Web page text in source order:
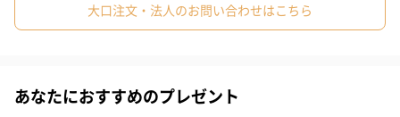
ットは、仕事や週末にぴったりの本物のデザインクラシックで
#男友達 #男性 #女性 #夫 #妻
#同僚男性 #男子大学生 #10代 #20代前半
大口注文・法人のお問い合わせはこちら
あなたにおすすめのプレゼント